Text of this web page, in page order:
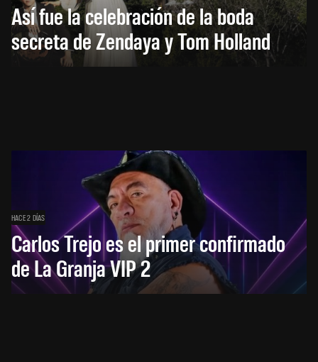
Así fue la celebración de la boda
secreta de Zendaya y Tom Holland
HACE 2 DÍAS
Carlos Trejo es el primer confirmado
de La Granja VIP 2